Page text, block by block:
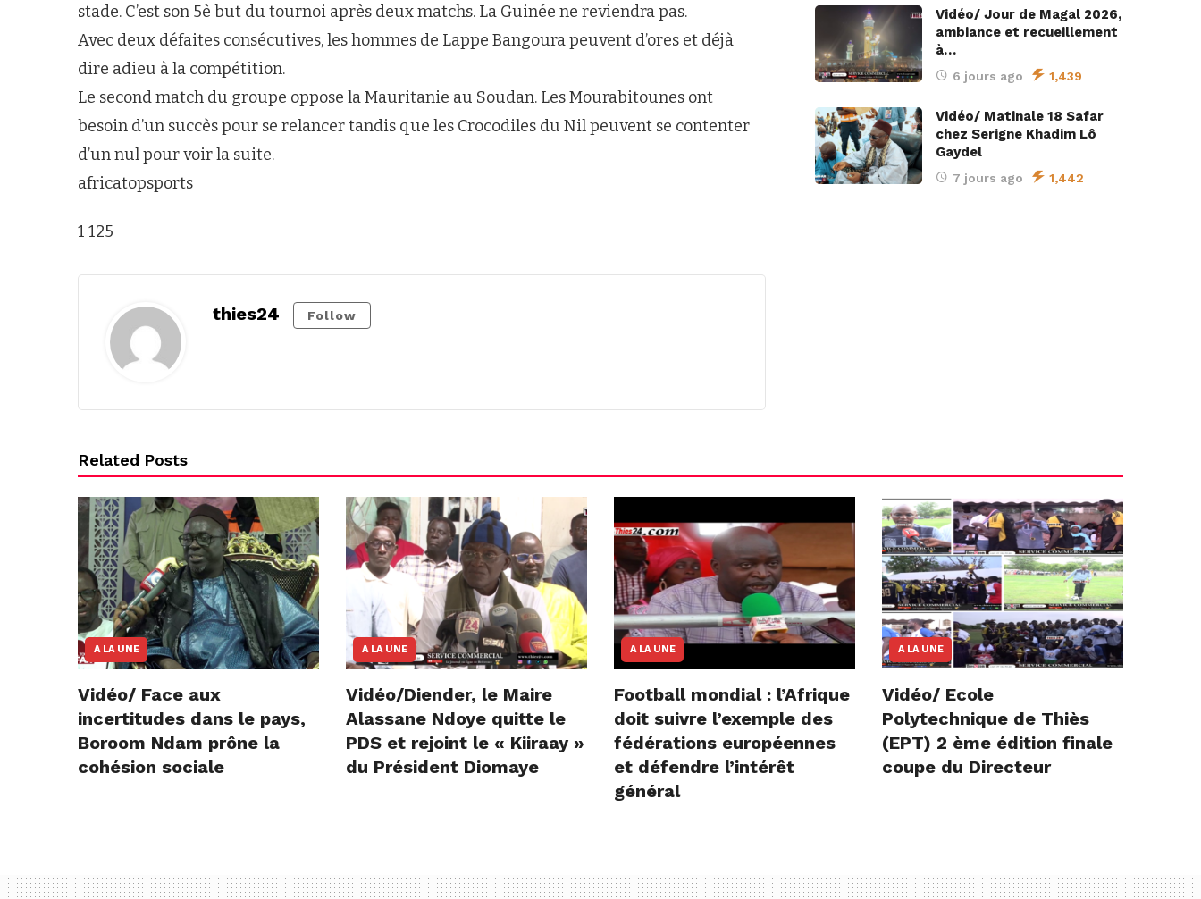
stade. C’est son 5è but du tournoi après deux matchs. La Guinée ne reviendra pas.
Avec deux défaites consécutives, les hommes de Lappe Bangoura peuvent d’ores et déjà
dire adieu à la compétition.
Le second match du groupe oppose la Mauritanie au Soudan. Les Mourabitounes ont
besoin d’un succès pour se relancer tandis que les Crocodiles du Nil peuvent se contenter
d’un nul pour voir la suite.
africatopsports
1 125
thies24 Follow
Vidéo/ Jour de Magal 2026,
ambiance et recueillement
à…
6 jours ago 1,439
Vidéo/ Matinale 18 Safar
chez Serigne Khadim Lô
Gaydel
7 jours ago 1,442
Related Posts
A LA UNE
Vidéo/ Face aux
incertitudes dans le pays,
Boroom Ndam prône la
cohésion sociale
A LA UNE
Vidéo/Diender, le Maire
Alassane Ndoye quitte le
PDS et rejoint le « Kiiraay »
du Président Diomaye
A LA UNE
Football mondial : l’Afrique
doit suivre l’exemple des
fédérations européennes
et défendre l’intérêt
général
A LA UNE
Vidéo/ Ecole
Polytechnique de Thiès
(EPT) 2 ème édition finale
coupe du Directeur